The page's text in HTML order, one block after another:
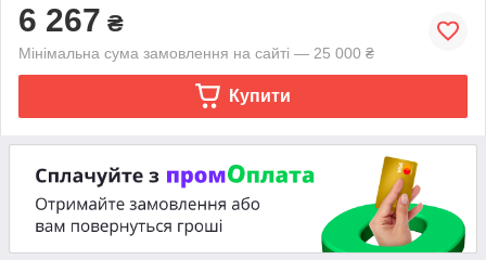
6 267 ₴
Мінімальна сума замовлення на сайті — 25 000 ₴
Купити